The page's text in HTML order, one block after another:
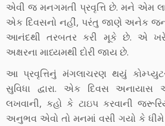
એવી જ મનગમતી પ્રવૃત્તિ છે. મને એમ
એક દિવસનો નહીં, પરંતુ જાણે અનેક
આનંદથી તરબતર કરી મૂકે છે. એ
અક્ષરના માધ્યમથી દોરી જાય છે.
આ પ્રવૃત્તિનું મંગલાચરણ થયું
સુવિધા દ્વારા. એક દિવસ અનાયાસ
લખવાની, કહો કે ટાઇપ કરવાની
અનુભવ એવો તો મનમાં વસી ગયો કે ધીમે